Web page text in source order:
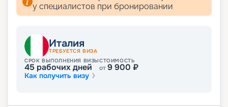
у специалистов при бронировании
Италия
ТРЕБУЕТСЯ ВИЗА
СРОК ВЫПОЛНЕНИЯ ВИЗЫ
45 рабочих дней
СТОИМОСТЬ
от9 900 ₽
Как получить визу